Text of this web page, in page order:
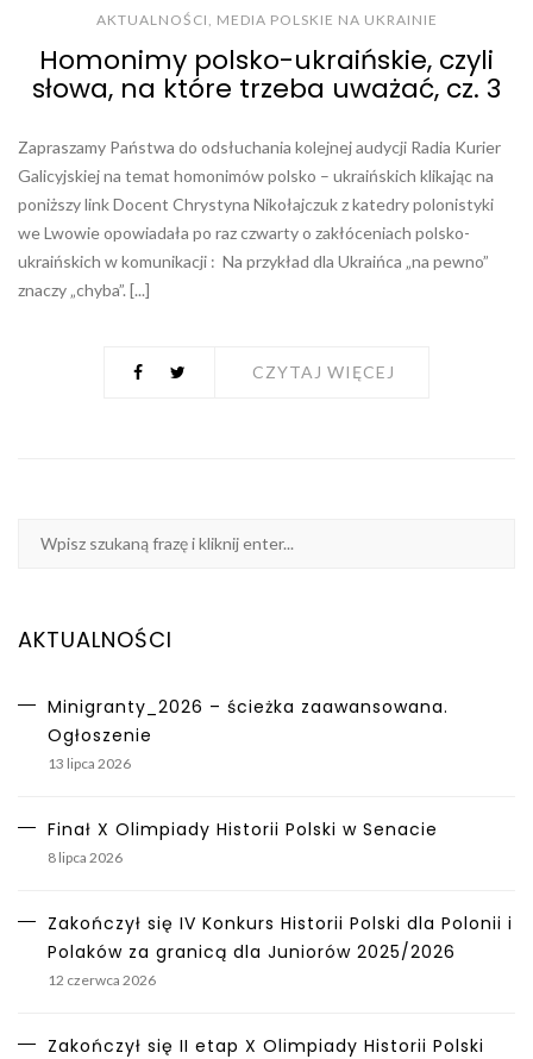
AKTUALNOŚCI
MEDIA POLSKIE NA UKRAINIE
Homonimy polsko-ukraińskie, czyli
słowa, na które trzeba uważać, cz. 3
Zapraszamy Państwa do odsłuchania kolejnej audycji Radia Kurier
Galicyjskiej na temat homonimów polsko – ukraińskich klikając na
poniższy link Docent Chrystyna Nikołajczuk z katedry polonistyki
we Lwowie opowiadała po raz czwarty o zakłóceniach polsko-
ukraińskich w komunikacji : Na przykład dla Ukraińca „na pewno”
znaczy „chyba”. [...]
CZYTAJ WIĘCEJ
AKTUALNOŚCI
Minigranty_2026 – ścieżka zaawansowana.
Ogłoszenie
13 lipca 2026
Finał X Olimpiady Historii Polski w Senacie
8 lipca 2026
Zakończył się IV Konkurs Historii Polski dla Polonii i
Polaków za granicą dla Juniorów 2025/2026
12 czerwca 2026
Zakończył się II etap X Olimpiady Historii Polski